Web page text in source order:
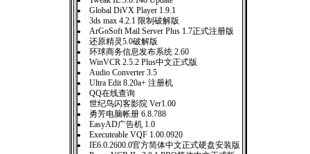
Global DiVX Player 1.9.1
3ds max 4.2.1 限制破解版
ArGoSoft Mail Server Plus 1.7正式注册版
还原精灵5.0破解版
环球商务信息发布系统 2.60
WinVCR 2.5.2 Plus中文正式版
Audio Converter 3.5
Ultra Edit 8.20a+ 注册机
QQ在线查询
世纪鸟闪客影院 Ver1.00
勇芳电脑帐册 6.8.788
EasyAD广告机 1.0
Executeable VQF 1.00.0920
IE6.0.2600.0官方简体中文正式硬盘安装版